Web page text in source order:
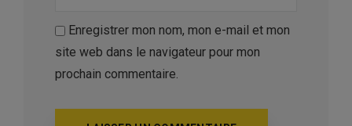
Enregistrer mon nom, mon e-mail et mon
site web dans le navigateur pour mon
prochain commentaire.